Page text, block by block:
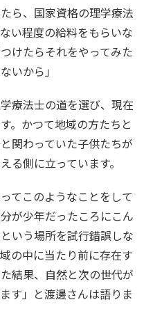
ら、国家資格の理学療法
い程度の給料をもらいな
けたらそれをやってみた
いから」
療法士の道を選び、現在
。かつて地域の方たちと
関わっていた子供たちが
る側に立っています。
てこのようなことをして
が少年だったころにこん
いう場所を試行錯誤しな
の中に当たり前に存在す
結果、自然と次の世代が
す」と渡邊さんは語りま